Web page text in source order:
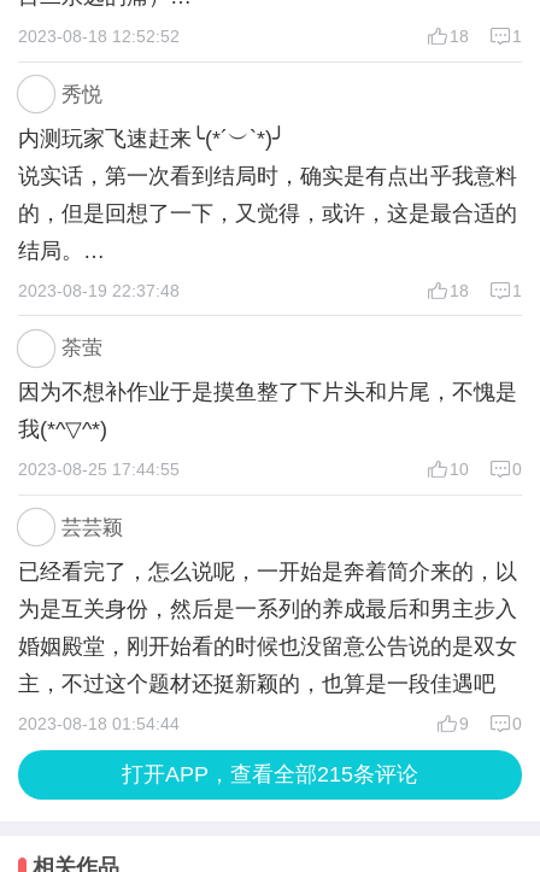
好啦机灵抖完了我来谈谈我眼中的《灰姑娘与水晶
鞋》这部作品
蓝曦一出场就给人一种高冷的感觉而姜芷怡就给人一
种傻傻的呆呆的感觉。当她们两的灵魂互换了之后感
觉到了长相与性格不符的反差萌蓝曦的适应能力和学
习能力不必多说真正鼓舞到我的其实是姜芷怡，她更
像是我们普通人遇到问题时的状态，会疑惑会自暴自
弃但到最后还是会激励自己努力向前。她更像是我们
普通人的一个缩影。而其中的男主（老实说我不太希
望他出现）男主是小说中神一般的存在所有女生自动
折服于他的外表下但他的心中只有蓝曦。似乎他的存
在就是为了蓝曦但谁是蓝曦他无所谓，先别喷我因为
到小说第三章时连姜芷怡的室友都已经发现了蓝曦和
姜芷怡互换的事情，可他作为蓝曦男朋友不仅没有感
受到不对劲还为此感到快乐。我感受到男主并不是真
心爱上了蓝曦。其实看到这里我对本作题目《灰姑娘
与水晶鞋》有了不同见解。在原版故事中的水晶鞋与
灰姑娘相辅相成互相成就，如果没有水晶鞋王子不可
的价值。我把蓝曦看作是完美的水晶鞋把姜芷怡看作
灰姑娘而男主就是那个依靠水晶鞋爱上灰姑娘的王
着水晶鞋跳舞的灰姑娘。但王子爱的真的是灰姑娘，
1
18
2023-08-18 12:52:52
秀悦
内测玩家飞速赶来╰(*´︶`*)╯
说实话，第一次看到结局时，确实是有点出乎我意料
的，但是回想了一下，又觉得，或许，这是最合适的
结局。
我初读的时候，首先注意到的肯定是这部作品的标
题--“灰姑娘与水晶鞋”。我们都很熟悉灰姑娘的故
事，受到继母虐待的她偷偷参加舞会，十二点的时候
匆忙离开，落下了一只水晶鞋。在舞会上与她共舞一
曲的王子念念不忘，拿着水晶鞋找到了她，与她结婚
最终幸福地生活在了一起。
水晶鞋作为王子找到灰姑娘的关键“证物”，历来一直
是灰姑娘的象征。同时，穿着水晶鞋的灰姑娘吸引到
了王子，穿得上水晶鞋的灰姑娘最终得偿所愿嫁给了
王子，可以说，水晶鞋之于灰姑娘，是实现她嫁给王
子的心愿的踏板。
故事的最开始，姜芷怡与蓝曦互换了身份。那么看起
来，相比于蓝曦，出身平凡的姜芷怡就是标题中
的“灰姑娘”。蓝曦更像是“公主”。而随后出现的商宇
1
18
2023-08-19 22:37:48
荼萤
因为不想补作业于是摸鱼整了下片头和片尾，不愧是
我(*^▽^*)
0
10
2023-08-25 17:44:55
芸芸颖
已经看完了，怎么说呢，一开始是奔着简介来的，以
为是互关身份，然后是一系列的养成最后和男主步入
婚姻殿堂，刚开始看的时候也没留意公告说的是双女
主，不过这个题材还挺新颖的，也算是一段佳遇吧
0
9
2023-08-18 01:54:44
打开APP，查看全部215条评论